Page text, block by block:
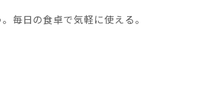
毎日の食卓で気軽に使える。